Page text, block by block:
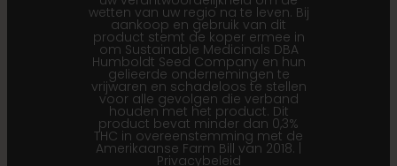
wetten van uw regio na te leven. Bij
aankoop en gebruik van dit
product stemt de koper ermee in
om Sustainable Medicinals DBA
Humboldt Seed Company en hun
gelieerde ondernemingen te
vrijwaren en schadeloos te stellen
voor alle gevolgen die verband
houden met het product. Dit
product bevat minder dan 0,3%
THC in overeenstemming met de
Amerikaanse Farm Bill van 2018. |
Privacybeleid